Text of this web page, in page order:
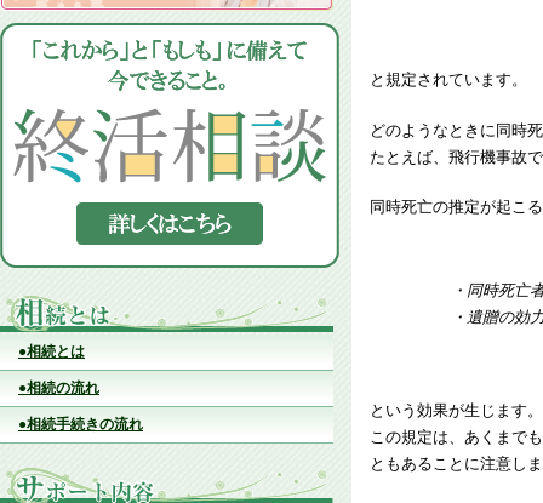
●相続とは
●相続の流れ
●相続手続きの流れ
と規定されています。
どのようなときに同時
たとえば、飛行機事故
同時死亡の推定が起こ
・同時死亡
・遺贈の効
という効果が生じます。
この規定は、あくまで
ともあることに注意し